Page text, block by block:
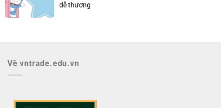
dễ thương
Về vntrade.edu.vn